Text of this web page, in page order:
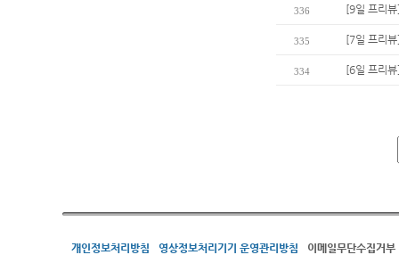
336 [9일 프리
335 [7일 프리
334 [6일 프리뷰
개인정보처리방침 영상정보처리기기 운영관리방침 이메일무단수집거부